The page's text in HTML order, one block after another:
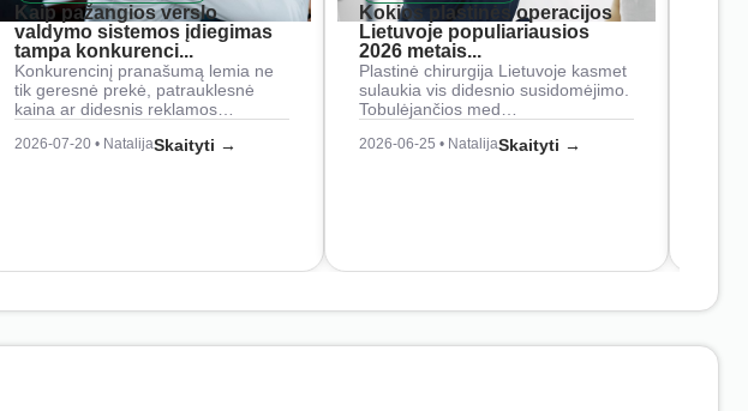
Kaip pažangios verslo
valdymo sistemos įdiegimas
tampa konkurenci...
Konkurencinį pranašumą lemia ne
tik geresnė prekė, patrauklesnė
kaina ar didesnis reklamos…
2026-07-20 • NatalijaSkaityti →
Kokios plastinės operacijos
Lietuvoje populiariausios
2026 metais...
Plastinė chirurgija Lietuvoje kasmet
sulaukia vis didesnio susidomėjimo.
Tobulėjančios med…
2026-06-25 • NatalijaSkaityti →